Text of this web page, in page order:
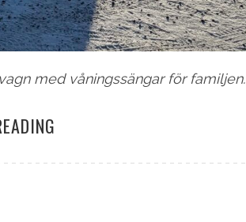
med våningssängar för familjen.